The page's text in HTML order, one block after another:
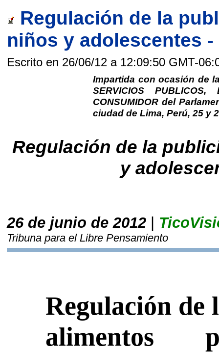
Regulación de la
niños y adolescentes
Escrito en 26/06/12 a 12:09:50 GMT-
Impartida con ocasión de
SERVICIOS
CONSUMIDOR del
ciudad de Lima, Perú, 25 y
Regulación de la
y
26 de junio de 2012
Tribuna para el Libre Pensamiento
Regulación de